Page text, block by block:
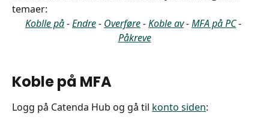
temaer:
Koblle på - Endre - Overføre - Koble av - MFA på PC -
Påkreve
Koble på MFA
Logg på Catenda Hub og gå til konto siden: